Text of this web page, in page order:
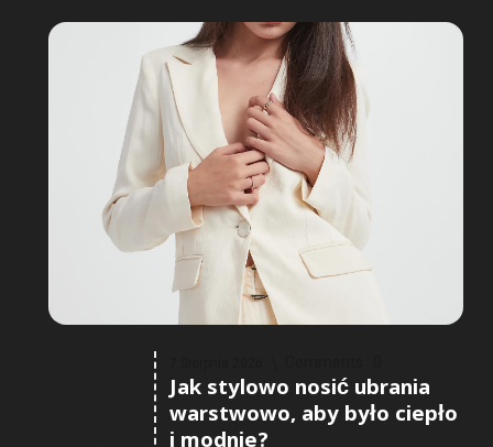
Jak stylowo nosić ubrania
warstwowo, aby było ciepło